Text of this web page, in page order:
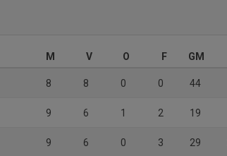
M V O F GM
8 8 0 0 44
9 6 1 2 19
9 6 0 3 29